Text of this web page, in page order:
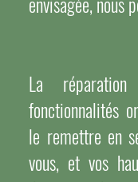
La
fonctionnalités
le remettre en
vous, et vos